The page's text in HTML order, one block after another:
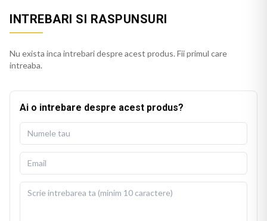
INTREBARI SI RASPUNSURI
Nu exista inca intrebari despre acest produs. Fii primul care
intreaba.
Ai o intrebare despre acest produs?